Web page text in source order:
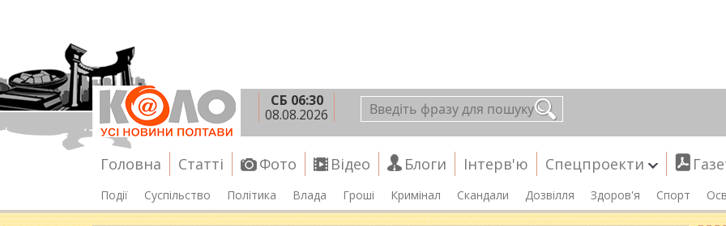
СБ 06:30
08.08.2026
Головна Статті Фото Відео Блоги Інтерв'ю Спецпроекти
Події Суспільство Політика Влада Гроші Кримінал Скандали Дозвілля Здоров'я Спорт